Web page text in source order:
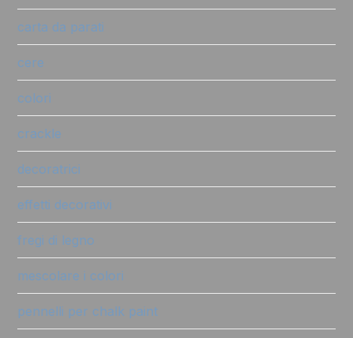
carta da parati
cere
colori
crackle
decoratrici
effetti decorativi
fregi di legno
mescolare i colori
pennelli per chalk paint